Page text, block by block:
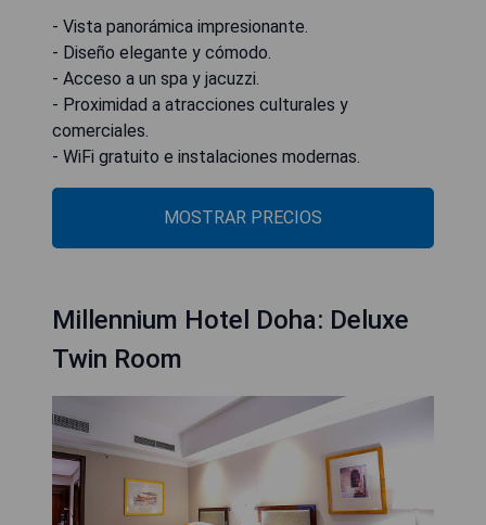
- Vista panorámica impresionante.
- Diseño elegante y cómodo.
- Acceso a un spa y jacuzzi.
- Proximidad a atracciones culturales y
comerciales.
- WiFi gratuito e instalaciones modernas.
MOSTRAR PRECIOS
Millennium Hotel Doha: Deluxe
Twin Room